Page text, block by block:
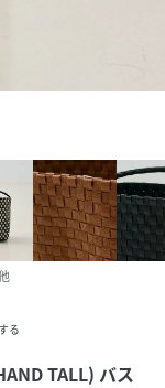
る
TALL) バス